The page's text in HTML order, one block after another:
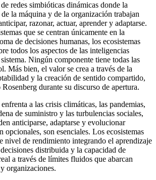
redes simbióticas dinámicas donde la
la máquina y de la organización trabajan
razonar, actuar, aprender y adaptarse.
que se centran únicamente en la
de decisiones humanas, los ecosistemas
todos los aspectos de las inteligencias
Ningún componente tiene todas las
Más bien, el valor se crea a través de la
y la creación de sentido compartido,
durante su discurso de apertura.
a las crisis climáticas, las pandemias,
de suministro y las turbulencias sociales,
anticiparse, adaptarse y evolucionar
opcionales, son esenciales. Los ecosistemas
nivel de rendimiento integrando el aprendizaje
distribuida y la capacidad de
a través de límites fluidos que abarcan
organizaciones.